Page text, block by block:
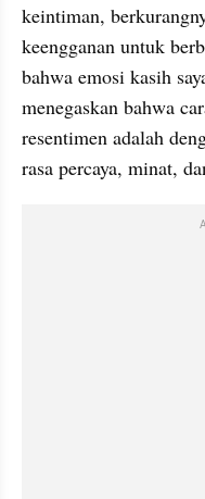
keintiman,
keengganan untuk
bahwa emosi kasih
menegaskan bahwa
resentimen adalah
rasa percaya, minat,